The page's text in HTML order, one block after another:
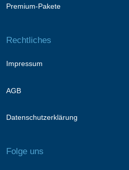
Premium-Pakete
Rechtliches
Impressum
AGB
Datenschutzerklärung
Folge uns